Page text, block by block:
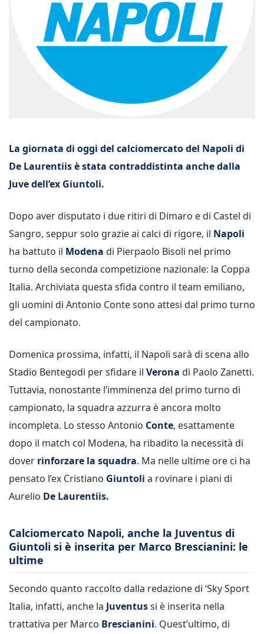
La giornata di oggi del calciomercato del Napoli di
De Laurentiis è stata contraddistinta anche dalla
Juve dell’ex Giuntoli.
Dopo aver disputato i due ritiri di Dimaro e di Castel di
Sangro, seppur solo grazie ai calci di rigore, il Napoli
ha battuto il Modena di Pierpaolo Bisoli nel primo
turno della seconda competizione nazionale: la Coppa
Italia. Archiviata questa sfida contro il team emiliano,
gli uomini di Antonio Conte sono attesi dal primo turno
del campionato.
Domenica prossima, infatti, il Napoli sarà di scena allo
Stadio Bentegodi per sfidare il Verona di Paolo Zanetti.
Tuttavia, nonostante l’imminenza del primo turno di
campionato, la squadra azzurra è ancora molto
incompleta. Lo stesso Antonio Conte, esattamente
dopo il match col Modena, ha ribadito la necessità di
dover rinforzare la squadra. Ma nelle ultime ore ci ha
pensato l’ex Cristiano Giuntoli a rovinare i piani di
Aurelio De Laurentiis.
Calciomercato Napoli, anche la Juventus di
Giuntoli si è inserita per Marco Brescianini: le
ultime
Secondo quanto raccolto dalla redazione di ‘Sky Sport
Italia, infatti, anche la Juventussi è inserita nella
trattativa per Marco Brescianini. Quest’ultimo, di